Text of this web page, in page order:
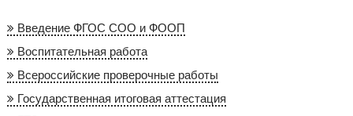
Введение ФГОС СОО и ФООП
Воспитательная работа
Всероссийские проверочные работы
Государственная итоговая аттестация